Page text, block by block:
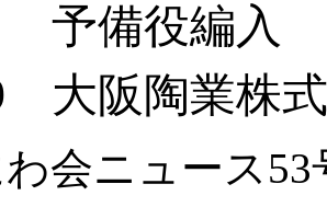
予備役編入
大阪陶業株
わ会ニュース